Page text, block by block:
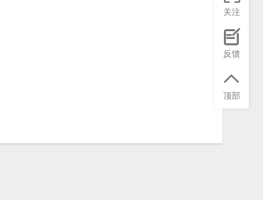
关注
反馈
顶部